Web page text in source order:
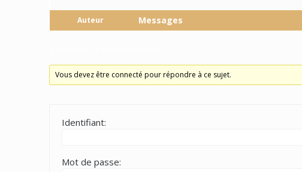
Auteur Messages
Vous devez être connecté pour répondre à ce sujet.
Identifiant:
Mot de passe: